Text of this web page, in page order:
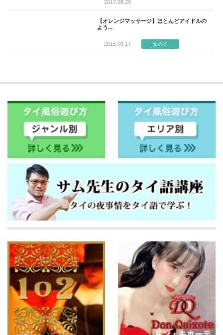
2017.08.29
【オレンジマッサージ】ほとんどアイドルの
よう...
2015.09.17 女の子